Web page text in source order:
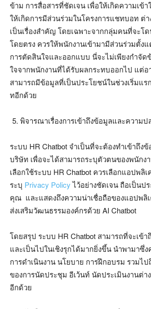
ข้าม การสื่อสารที่ชัดเจน เพื่อให้เกิดความเข้
ให้เกิดการมีส่วนร่วมในโครงการแชทบอท ต่
เป็นเรื่องสำคัญ โดยเฉพาะจากกลุ่มคนที่จะโ
โดยตรง ควรให้พนักงานเข้ามามีส่วนร่วมตั้ง
การตัดสินใจและออกแบบ นี่จะไม่เพียงกำจัด
ใจจากพนักงานที่ได้รับผลกระทบออกไป แต่อ
สามารถมีข้อมูลที่เป็นประโยชน์ในช่วงเริ่มแ
ทอีกด้วย
พิจารณาเรื่องการเข้าถึงข้อมูลและความ
ระบบ HR Chatbot จำเป็นที่จะต้องทำเข้าถึง
บริษัท เพื่อจะได้สามารถระบุตัวตนของพนักง
เลือกใช้ระบบ HR Chatbot ควรเลือกแอปพลิ
ระบุ Privacy Policyไว้อย่างชัดเจน ถือเป็นป
คุณ และแสดงถึงความน่าเชื่อถือของแอปพลิ
ส่งเสริมวัฒนธรรมองค์กรด้วย AI Chatbot
โดยสรุป ระบบ HR Chatbot สามารถที่จะเข้
และเป็นไปในเชิงรุกได้มากยิ่งขึ้น นำพามาซึ่
การดำเนินงาน นโยบาย การฝึกอบรม รวมไป
ของการนัดประชุม อีเว้นท์ นัดประเมินงานต่
อีกด้วย